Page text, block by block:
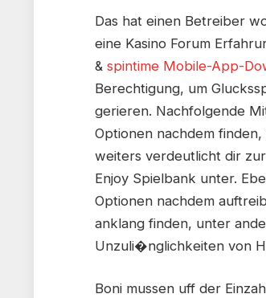
Das hat einen Betreiber
eine Kasino Forum
& spintime Mobile-App-
Berechtigung, um
gerieren. Nachfolgende
Optionen nachdem
weiters verdeutlicht dir
Enjoy Spielbank unter.
Optionen nachdem
anklang finden, unter
Unzuli�nglichkeiten von
Boni mussen uff der